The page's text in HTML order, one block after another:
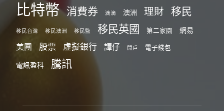
比特幣 消費券 滴滴 澳洲 理財 移民
移民台灣 移民澳洲 移民監 移民英國 第二家園 網易
美團 股票 虛擬銀行 譚仔 開戶 電子錢包
電訊盈科 騰訊